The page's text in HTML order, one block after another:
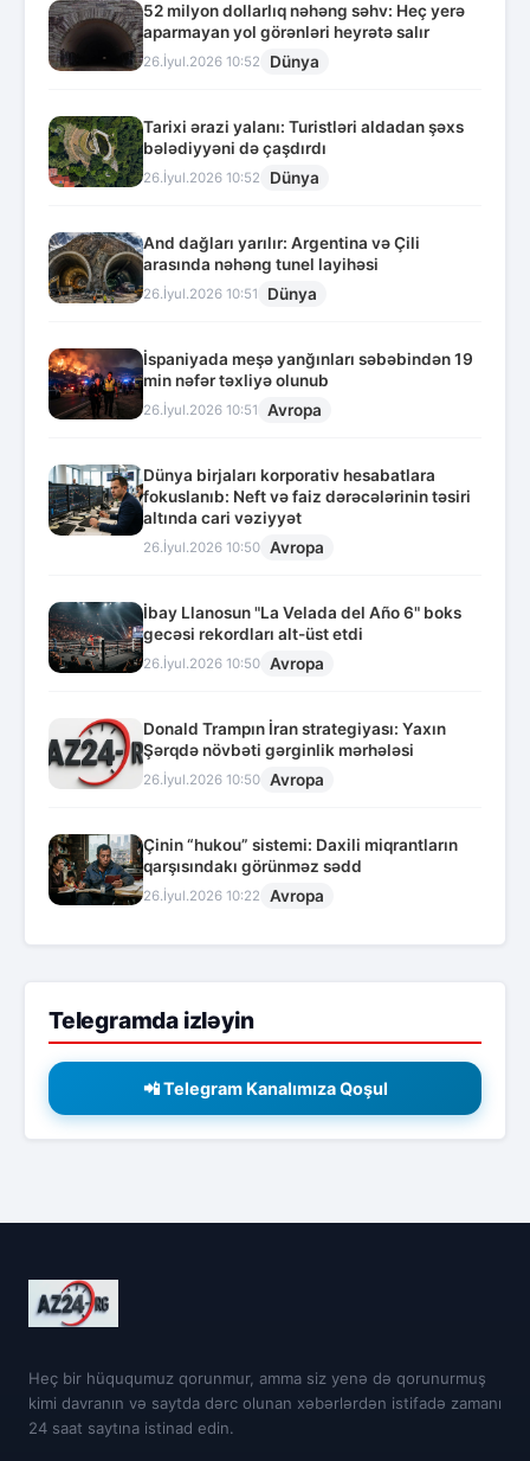
52 milyon dollarlıq nəhəng səhv: Heç yerə
aparmayan yol görənləri heyrətə salır
26.İyul.2026 10:52 Dünya
Tarixi ərazi yalanı: Turistləri aldadan şəxs
bələdiyyəni də çaşdırdı
26.İyul.2026 10:52 Dünya
And dağları yarılır: Argentina və Çili
arasında nəhəng tunel layihəsi
26.İyul.2026 10:51 Dünya
İspaniyada meşə yanğınları səbəbindən 19
min nəfər təxliyə olunub
26.İyul.2026 10:51 Avropa
Dünya birjaları korporativ hesabatlara
fokuslanıb: Neft və faiz dərəcələrinin təsiri
altında cari vəziyyət
26.İyul.2026 10:50 Avropa
İbay Llanosun "La Velada del Año 6" boks
gecəsi rekordları alt-üst etdi
26.İyul.2026 10:50 Avropa
Donald Trampın İran strategiyası: Yaxın
Şərqdə növbəti gərginlik mərhələsi
26.İyul.2026 10:50 Avropa
Çinin “hukou” sistemi: Daxili miqrantların
qarşısındakı görünməz sədd
26.İyul.2026 10:22 Avropa
Telegramda izləyin
📲 Telegram Kanalımıza Qoşul
Heç bir hüququmuz qorunmur, amma siz yenə də qorunurmuş
kimi davranın və saytda dərc olunan xəbərlərdən istifadə zamanı
24 saat saytına istinad edin.